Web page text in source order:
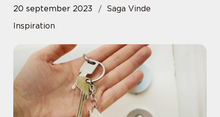
20 september 2023
Saga Vinde
Inspiration